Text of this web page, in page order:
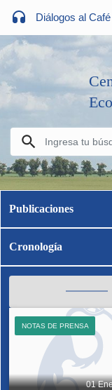
Diálogos al Café
Publicaciones
Cronología
01
NOTAS DE PRENSA